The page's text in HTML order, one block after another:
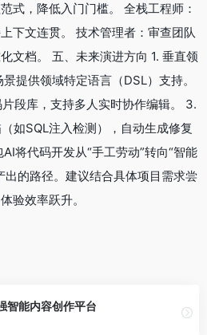
式，降低入门门槛。 全栈工程师：
下文连贯。 技术管理者：审查团队
文档。 五、未来演进方向 1. 垂直领
提供领域特定语言（DSL）支持。
段库，支持多人实时协作编辑。 3.
如SQL注入检测），自动生成修复
将代码开发从“手工劳动”转向“智能
出的路径。建议结合具体项目需求尝
验效率跃升。
智能内容创作平台